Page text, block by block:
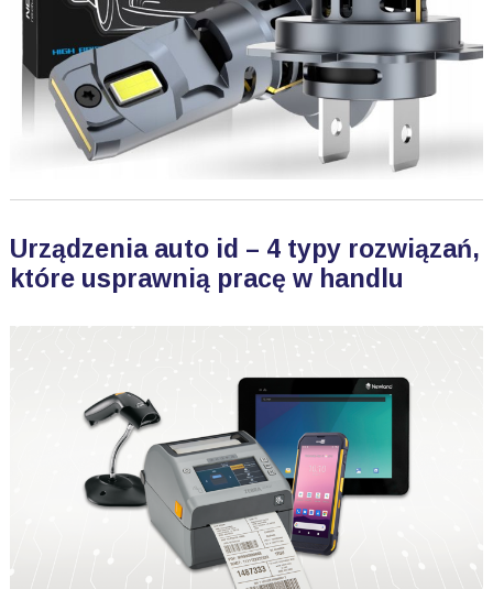
Urządzenia auto id – 4 typy rozwiązań,
które usprawnią pracę w handlu